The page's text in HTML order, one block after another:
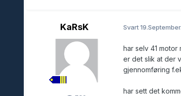
KaRsK Svart
har selv 41
er det slik at der
gjennomføring
har sett det